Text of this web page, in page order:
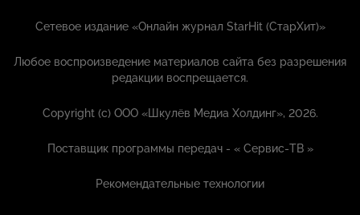
Сетевое издание «Онлайн журнал StarHit (СтарХит)»
Любое воспроизведение материалов сайта без разрешения
редакции воспрещается.
Copyright (с) ООО «Шкулёв Медиа Холдинг», 2026.
Поставщик программы передач - «Сервис-ТВ »
Рекомендательные технологии